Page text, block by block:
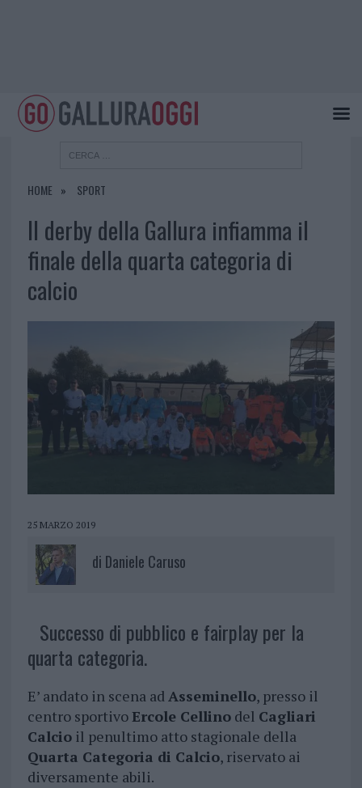
HOME SPORT
Il derby della Gallura infiamma il
finale della quarta categoria di
calcio
25 MARZO 2019
di Daniele Caruso
Successo di pubblico e fairplay per la
quarta categoria.
E’ andato in scena adAsseminello, presso il
centro sportivoErcole Cellinodel Cagliari
Calcioil penultimo atto stagionale della
Quarta Categoria di Calcio, riservato ai
diversamente abili.